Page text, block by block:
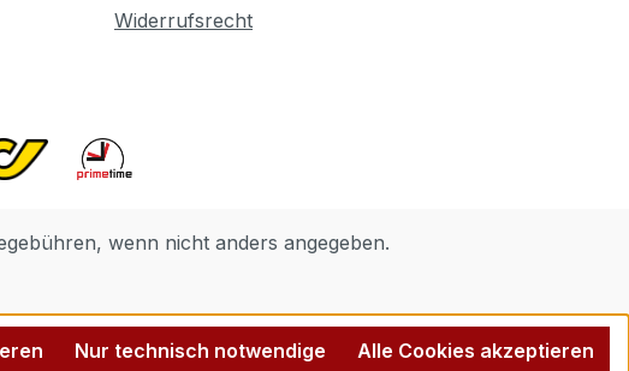
Widerrufsrecht
wenn nicht anders angegeben.
Nur technisch notwendige Alle Cookies akzeptieren